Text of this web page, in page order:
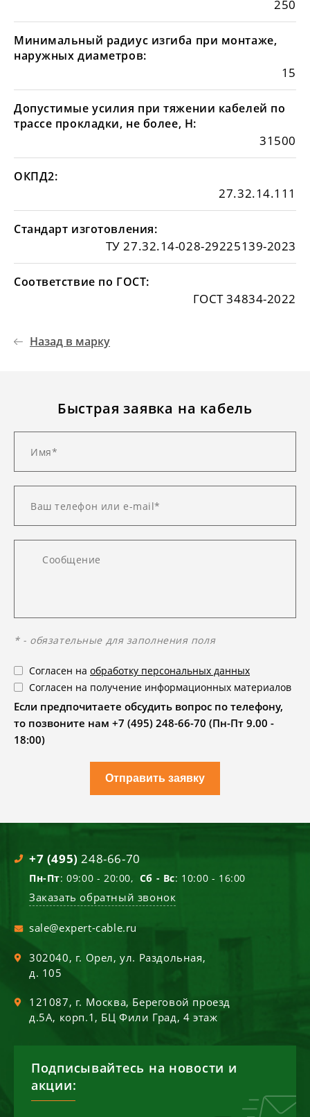
250
Минимальный радиус изгиба при монтаже,
наружных диаметров:
15
Допустимые усилия при тяжении кабелей по
трассе прокладки, не более, Н:
31500
ОКПД2:
27.32.14.111
Стандарт изготовления:
ТУ 27.32.14-028-29225139-2023
Соответствие по ГОСТ:
ГОСТ 34834-2022
Назад в марку
Быстрая заявка на кабель
* - обязательные для заполнения поля
Согласен на обработку персональных данных
Согласен на получение информационных материалов
Если предпочитаете обсудить вопрос по телефону,
то позвоните нам +7 (495) 248-66-70 (Пн-Пт 9.00 -
18:00)
Отправить заявку
+7 (495) 248-66-70
Пн-Пт: 09:00 - 20:00, Сб - Вс: 10:00 - 16:00
Заказать обратный звонок
sale@expert-cable.ru
302040, г. Орел,ул. Раздольная,
д. 105
121087, г. Москва, Береговой проезд
д.5А, корп.1, БЦ Фили Град, 4 этаж
Подписывайтесь на новости и
акции: